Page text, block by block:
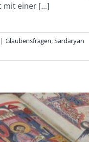
mit einer [...]
| Glaubensfragen,Sardaryan